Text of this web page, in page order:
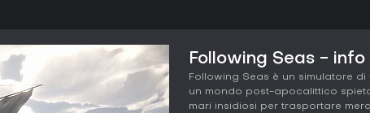
Following Seas -
Following Seas è un simulatore
un mondo post-apocalittico
mari insidiosi per trasportare